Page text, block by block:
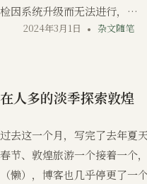
检因系统升级而无法进行，…
2024年3月1日 杂文随笔
在人多的淡季探索敦煌
过去这一个月，写完了去年夏
春节、敦煌旅游一个接着一个
（懒），博客也几乎停更了一